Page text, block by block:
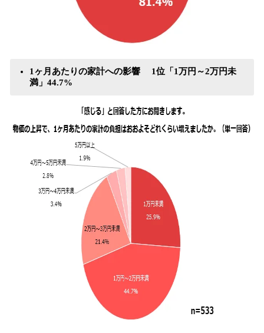
1ヶ月あたりの家計への影響 1位「1万円～2万円未
満」44.7%